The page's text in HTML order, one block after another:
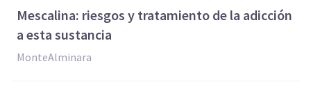
Mescalina: riesgos y tratamiento de la adicción
a esta sustancia
MonteAlminara